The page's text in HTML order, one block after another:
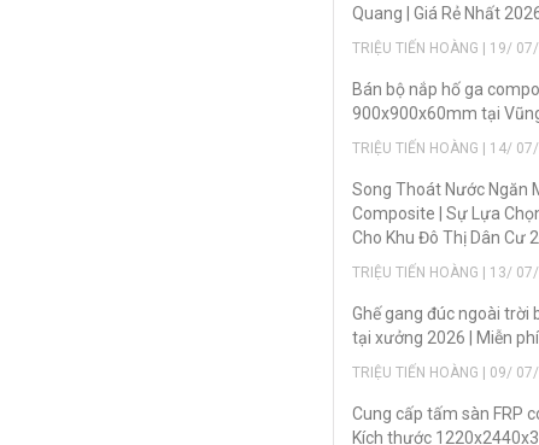
Quang | Giá Rẻ Nhất
TRIỆU TIẾN HOÀNG | 19/
Bán bộ nắp hố ga
900x900x60mm tại
TRIỆU TIẾN HOÀNG | 14/
Song Thoát Nước Ngăn
Composite | Sự Lựa
Cho Khu Đô Thị Dân Cư
TRIỆU TIẾN HOÀNG | 13/
Ghế gang đúc ngoài trời
tại xưởng 2026 | Miễn
TRIỆU TIẾN HOÀNG | 09/
Cung cấp tấm sàn FRP
Kích thước